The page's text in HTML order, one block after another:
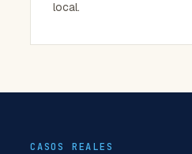
local.
CASOS REALES